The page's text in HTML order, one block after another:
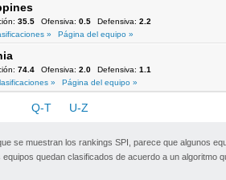
35.5 Ofensiva: 0.5 Defensiva: 2.2
»
Página del equipo »
74.4 Ofensiva: 2.0 Defensiva: 1.1
»
Página del equipo »
Q-T U-Z
se muestran los rankings SPI, parece que algunos
quedan clasificados de acuerdo a un algoritmo